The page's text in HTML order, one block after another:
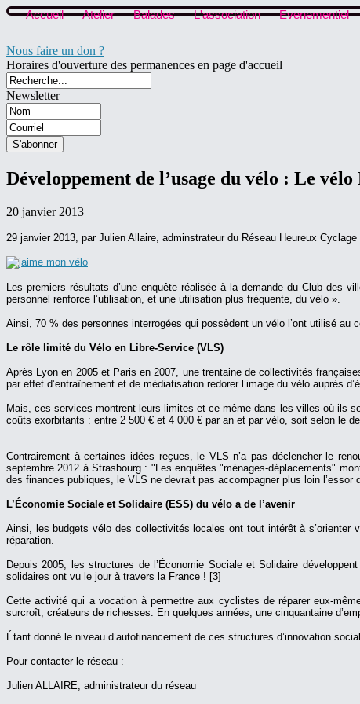
Accueil Atelier Balades L'association Evenementiel
Nous faire un don ?
Horaires d'ouverture des permanences en page d'accueil
Newsletter
Développement de l’usage du vélo : Le
20 janvier 2013
29 janvier 2013, par Julien Allaire, adminstrateur du Réseau Heureux Cyclage
Les premiers résultats d’une enquête réalisée à la demande du Club des
personnel renforce l’utilisation, et une utilisation plus fréquente, du vélo ».
Ainsi, 70 % des personnes interrogées qui possèdent un vélo l’ont utilisé
Le rôle limité du Vélo en Libre-Service (VLS)
Après Lyon en 2005 et Paris en 2007, une trentaine de collectivités
par effet d’entraînement et de médiatisation redorer l’image du vélo auprès
Mais, ces services montrent leurs limites et ce même dans les villes où ils
coûts exorbitants : entre 2 500 € et 4 000 € par an et par vélo, soit selon le
Contrairement à certaines idées reçues, le VLS n’a pas déclencher le
septembre 2012 à Strasbourg : "Les enquêtes "ménages-déplacements"
des finances publiques, le VLS ne devrait pas accompagner plus loin
L’Économie Sociale et Solidaire (ESS) du vélo a de l’avenir
Ainsi, les budgets vélo des collectivités locales ont tout intérêt à s’orienter
réparation.
Depuis 2005, les structures de l’Économie Sociale et Solidaire
solidaires ont vu le jour à travers la France ! [3]
Cette activité qui a vocation à permettre aux cyclistes de réparer eux-
surcroît, créateurs de richesses. En quelques années, une cinquantaine
Étant donné le niveau d’autofinancement de ces structures d’innovation
Pour contacter le réseau :
Julien ALLAIRE, administrateur du réseau